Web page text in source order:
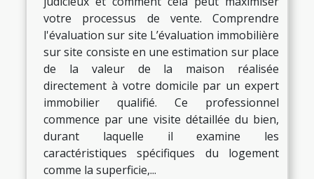
votre processus de vente. Comprendre
l'évaluation sur site L’évaluation immobilière
sur site consiste en une estimation sur place
de la valeur de la maison réalisée
directement à votre domicile par un expert
immobilier qualifié. Ce professionnel
commence par une visite détaillée du bien,
durant laquelle il examine les
caractéristiques spécifiques du logement
comme la superficie,...